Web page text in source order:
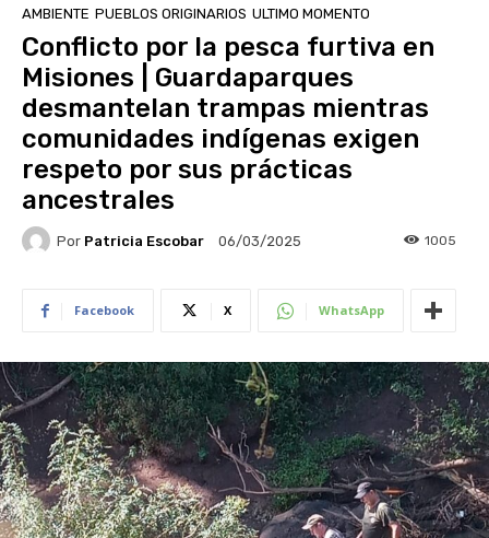
AMBIENTE PUEBLOS ORIGINARIOS ULTIMO MOMENTO
Conflicto por la pesca furtiva en
Misiones | Guardaparques
desmantelan trampas mientras
comunidades indígenas exigen
respeto por sus prácticas
ancestrales
Por Patricia Escobar 06/03/2025 1005
Facebook X WhatsApp